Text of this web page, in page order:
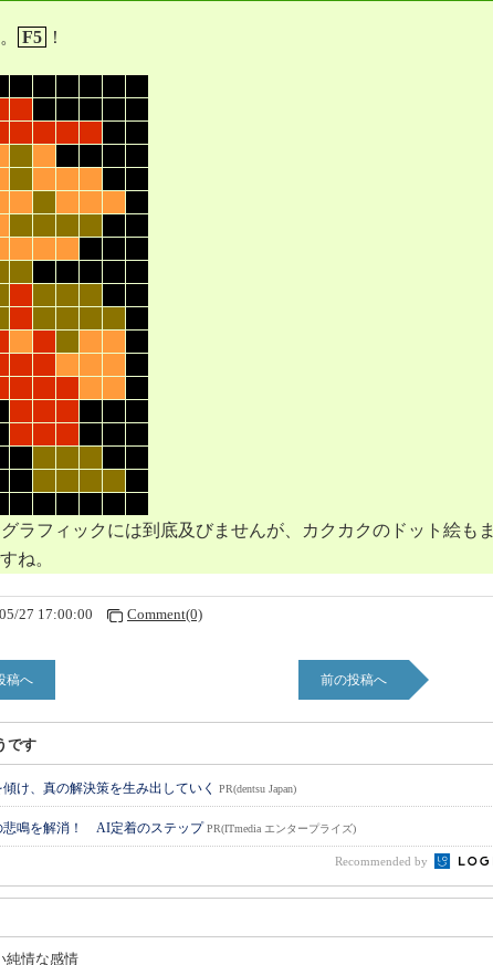
F5 ！
グラフィックには到底及びませんが、カクカクのドット絵もま
ね。
27 17:00:00 Comment(0)
稿へ 前の投稿へ
です
け、真の解決策を生み出していく PR(dentsu Japan)
悲鳴を解消！ AI定着のステップPR(ITmedia エンタープライズ)
Recommended by
純情な感情